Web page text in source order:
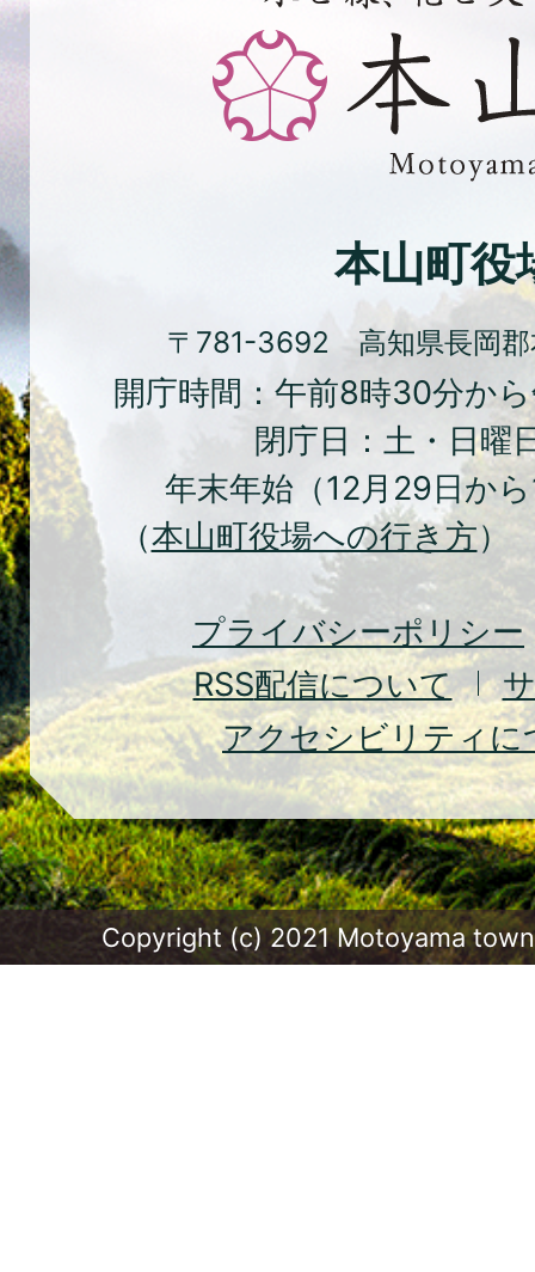
緑、
花
と
化
の
ま
ち
本
山
町
Town
本山町役
〒781-3692 高知県長岡郡
開庁時間：午前8時30分か
閉庁日：土・日曜
年末年始（12月29日か
（本山町役場への行き方）
プライバシーポリシー
RSS配信について
アクセシビリティに
Copyright (c) 2021 Motoyama